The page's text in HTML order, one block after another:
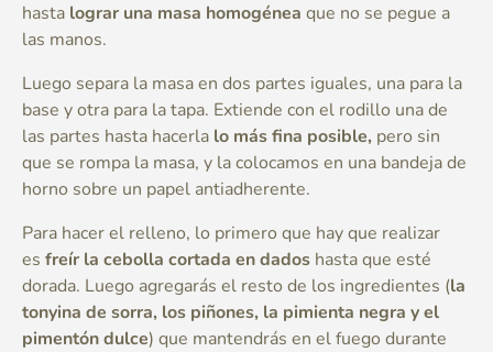
hasta lograr una masa homogénea que no se pegue a
las manos.
Luego separa la masa en dos partes iguales, una para la
base y otra para la tapa. Extiende con el rodillo una de
las partes hasta hacerla lo más fina posible, pero sin
que se rompa la masa, y la colocamos en una bandeja de
horno sobre un papel antiadherente.
Para hacer el relleno, lo primero que hay que realizar
es freír la cebolla cortada en dados hasta que esté
dorada. Luego agregarás el resto de los ingredientes (la
tonyina de sorra, los piñones, la pimienta negra y el
pimentón dulce) que mantendrás en el fuego durante